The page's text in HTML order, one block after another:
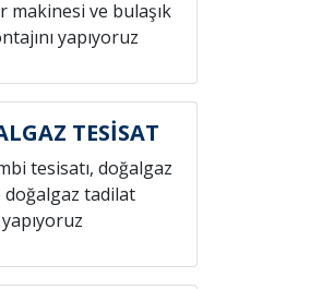
makinesi ve bulaşık
yapıyoruz
TESİSAT
tesisatı, doğalgaz
doğalgaz tadilat